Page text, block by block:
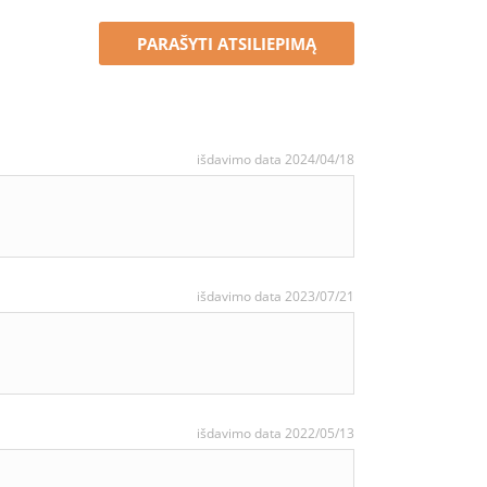
PARAŠYTI ATSILIEPIMĄ
išdavimo data 2024/04/18
išdavimo data 2023/07/21
išdavimo data 2022/05/13